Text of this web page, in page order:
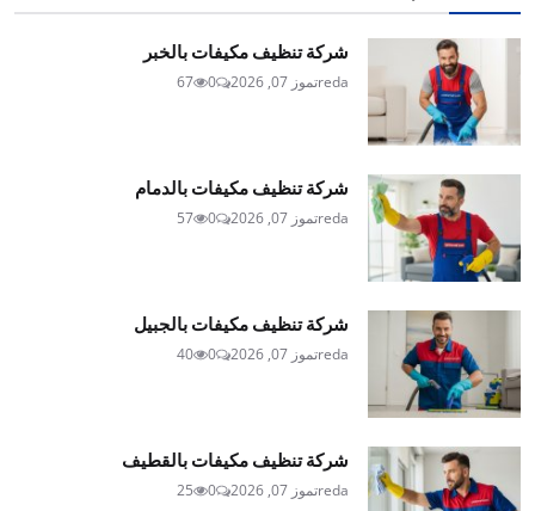
شركة تنظيف مكيفات بالخبر
redaتموز 07, 2026 0
67
شركة تنظيف مكيفات بالدمام
redaتموز 07, 2026 0
57
شركة تنظيف مكيفات بالجبيل
redaتموز 07, 2026 0
40
شركة تنظيف مكيفات بالقطيف
redaتموز 07, 2026 0
25